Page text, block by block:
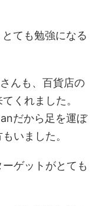
ても勉強になる
んも、百貨店の
くれました。
だから足を運ぼ
いました。
ゲットがとても